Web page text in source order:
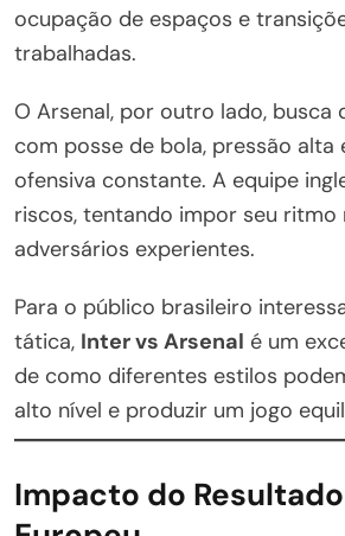
ocupação de espaços e
trabalhadas.
O Arsenal, por outro lado, busca
com posse de bola, pressão alta
ofensiva constante. A equipe
riscos, tentando impor seu ritmo
adversários experientes.
Para o público brasileiro
tática, Inter vs Arsenal é um
de como diferentes estilos
alto nível e produzir um jogo
Impacto do